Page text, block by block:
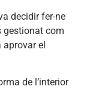
decidir fer-ne
gestionat com
aprovar el
de l’interior